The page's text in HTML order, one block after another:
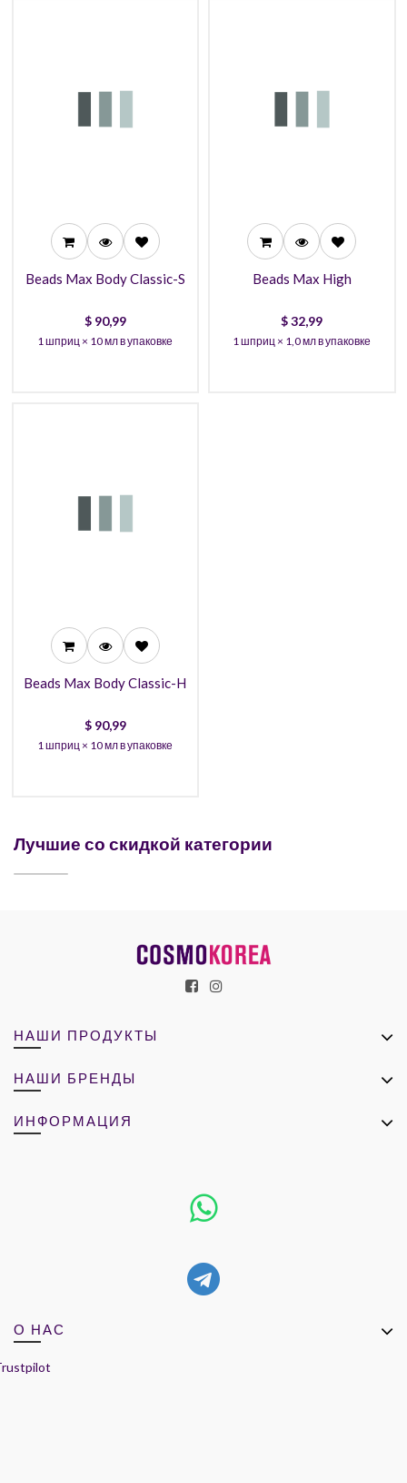
Beads Max Body Classic-S
$ 90,99
1 шприц × 10 мл в упаковке
Beads Max High
$32,99
1 шприц × 1,0 мл в упаковке
Beads Max Body Classic-H
$ 90,99
1 шприц × 10 мл в упаковке
Лучшие со скидкой категории
НАШИ ПРОДУКТЫ
НАШИ БРЕНДЫ
ИНФОРМАЦИЯ
О НАС